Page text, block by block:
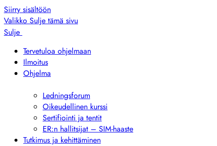
Siirry sisältöön
Valikko Sulje tämä sivu
Sulje
Tervetuloa ohjelmaan
Ilmoitus
Ohjelma
alivalikkoLedningsforum
Oikeudellinen kurssi
Sertifiointi ja tentit
ER:n hallitsijat – SIM-haaste
Tutkimus ja kehittäminen